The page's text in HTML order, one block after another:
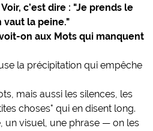
Voir, c’est dire : "Je prends le
vaut la peine."
on aux Mots qui manquent
la précipitation qui empêche
mais aussi les silences, les
choses" qui en disent long.
un visuel, une phrase — on les